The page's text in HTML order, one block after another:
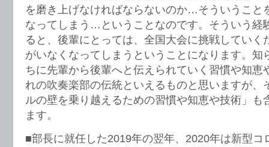
を磨き上げなければならないのか…そういうこと
なってしまう…ということなのです。そういう経
ると、後輩にとっては、全国大会に挑戦していく
がいなくなってしまうということになります。知
ちに先輩から後輩へと伝えられていく習慣や知
れの吹奏楽部の伝統といえるものと思いますが、
ルの壁を乗り越えるための習慣や知恵や技術」も
ます。
■部長に就任した2019年の翌年、2020年は新型コ